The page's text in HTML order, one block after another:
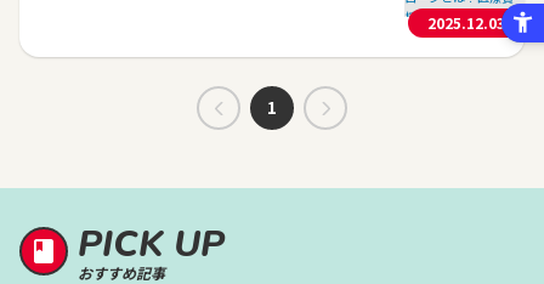
2025.12.03
1
PICK UP
おすすめ記事